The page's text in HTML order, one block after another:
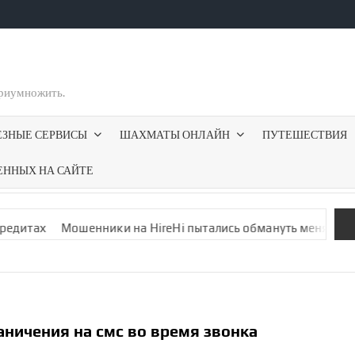
СЕРВИСЫ ШАХМАТЫ ОНЛАЙН ПУТЕШЕСТВИЯ
НА САЙТЕ
на HireHi пытались обмануть меня фальшивой
на смс во время звонка